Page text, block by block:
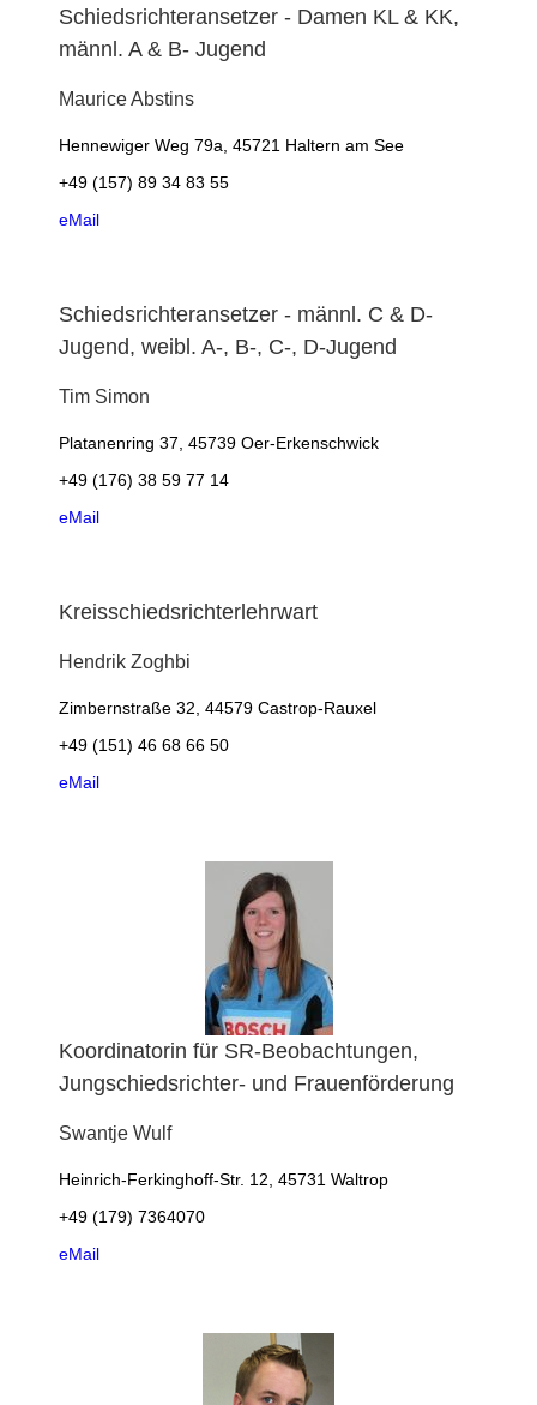
Schiedsrichteransetzer - Damen KL & KK,
männl. A & B- Jugend
MauriceAbstins
Hennewiger Weg 79a, 45721 Haltern am See
+49 (157) 89 34 83 55
eMail
Schiedsrichteransetzer - männl. C & D-
Jugend, weibl. A-, B-, C-, D-Jugend
Tim Simon
Platanenring 37, 45739 Oer-Erkenschwick
+49 (176) 38 59 77 14
eMail
Kreisschiedsrichterlehrwart
HendrikZoghbi
Zimbernstraße 32, 44579 Castrop-Rauxel
+49 (151) 46 68 66 50
eMail
Koordinatorin für SR-Beobachtungen,
Jungschiedsrichter- und Frauenförderung
SwantjeWulf
Heinrich-Ferkinghoff-Str. 12, 45731 Waltrop
+49 (179) 7364070
eMail